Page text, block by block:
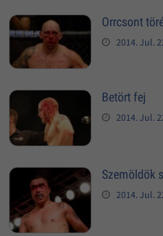
Orrcsont
2014. Jul.
Betört fej
2014. Jul.
Szemöldök
2014. Jul.